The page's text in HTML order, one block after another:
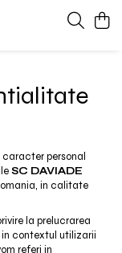
personal
SC DAVIADE
in calitate
la prelucrarea
contextul utilizarii
referi in